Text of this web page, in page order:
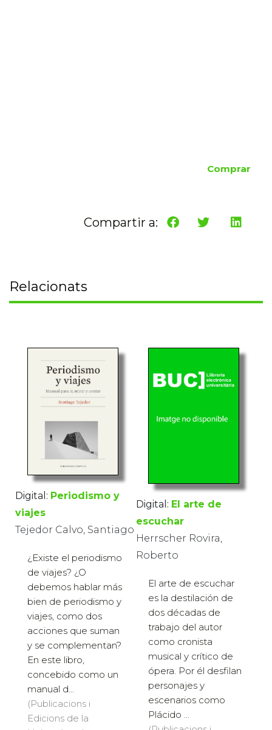
Comprar
Compartir a:
Relacionats
Digital: Periodismo y
viajes
Tejedor Calvo, Santiago
¿Existe el periodismo
de viajes? ¿O
debemos hablar más
bien de periodismo y
viajes, como dos
acciones que suman
y se complementan?
En este libro,
concebido como un
manual d...
(Publicacions i
Edicions de la
Digital: El arte de
escuchar
Herrscher Rovira,
Roberto
El arte de escuchar
es la destilación de
dos décadas de
trabajo del autor
como cronista
musical y crítico de
ópera. Por él desfilan
personajes y
escenarios como
Plácido ...